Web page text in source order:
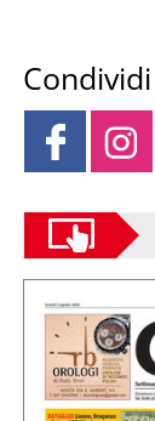
Condividi